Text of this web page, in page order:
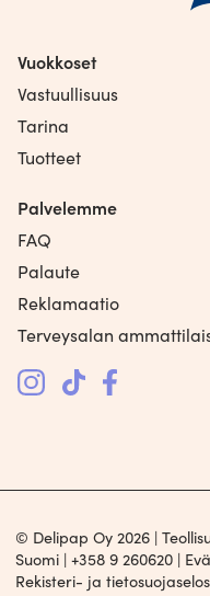
Vuokkoset
Vastuullisuus
Tarina
Tuotteet
Palvelemme
FAQ
Palaute
Reklamaatio
Terveysalan
© Delipap Oy 2026 |
Suomi |+358 9 260620 |
Rekisteri- ja